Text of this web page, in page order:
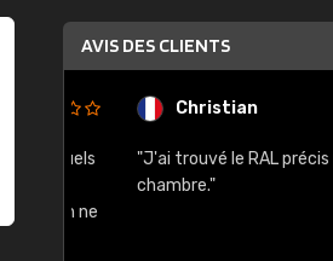
AVIS DES CLIENTS
Christian
"J'ai trouvé le RAL précis pour
chambre."